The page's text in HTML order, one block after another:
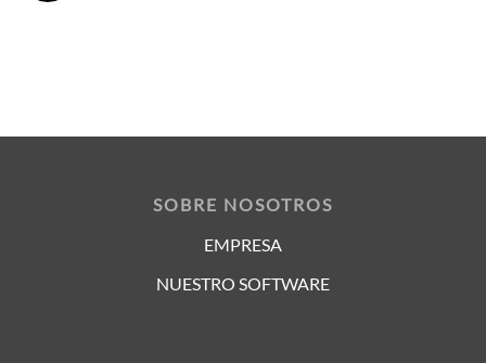
SOBRE NOSOTROS
EMPRESA
NUESTRO SOFTWARE